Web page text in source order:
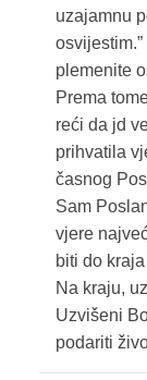
uzajamnu
plemenite
Prema
reći da jd
prihvatila
časnog
Sam
vjere
biti do
Na kraju,
Uzvišeni
podariti